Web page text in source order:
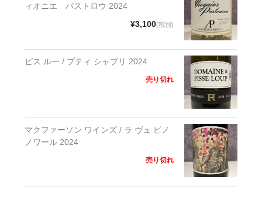
ィオニエ パストロウ 2024
¥3,100(税別)
ピス ルー / プティ シャブリ 2024
売り切れ
マクファーソン ワインズ / ラ ヴュ ピノ
ノワール 2024
売り切れ